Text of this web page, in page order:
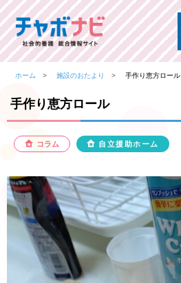
ホーム 施設のおたより 手作り恵方ロール
手作り恵方ロール
コラム 自立援助ホーム